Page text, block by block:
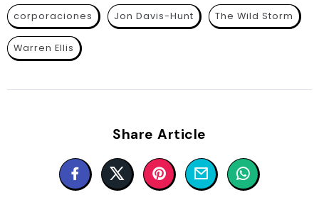
corporaciones Jon Davis-Hunt The Wild Storm
Warren Ellis
Share Article